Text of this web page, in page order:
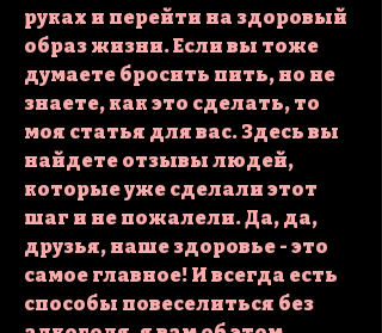
руках и перейти на здоровый
образ жизни. Если вы тоже
думаете бросить пить, но не
знаете, как это сделать, то
моя статья для вас. Здесь вы
найдете отзывы людей,
которые уже сделали этот
шаг и не пожалели. Да, да,
друзья, наше здоровье - это
самое главное! И всегда есть
способы повеселиться без